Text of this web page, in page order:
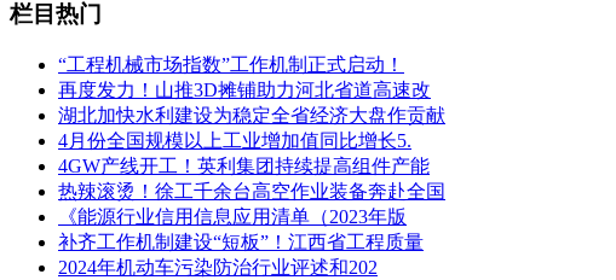
栏目热门
“工程机械市场指数”工作机制正式启动！
再度发力！山推3D摊铺助力河北省道高速改
湖北加快水利建设为稳定全省经济大盘作贡献
4月份全国规模以上工业增加值同比增长5.
4GW产线开工！英利集团持续提高组件产能
热辣滚烫！徐工千余台高空作业装备奔赴全国
《能源行业信用信息应用清单（2023年版
补齐工作机制建设“短板”！江西省工程质量
2024年机动车污染防治行业评述和202